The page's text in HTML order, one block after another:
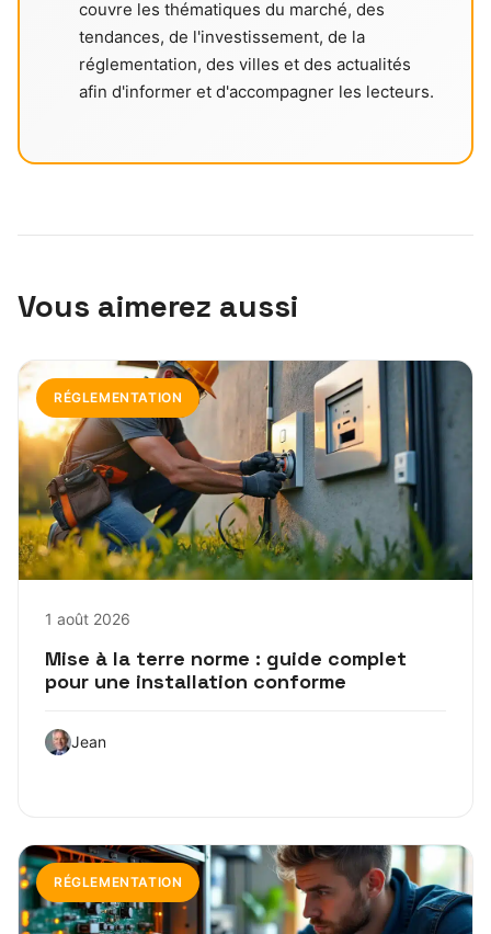
couvre les thématiques du marché, des
tendances, de l'investissement, de la
réglementation, des villes et des actualités
afin d'informer et d'accompagner les lecteurs.
Vous aimerez aussi
RÉGLEMENTATION
1 août 2026
Mise à la terre norme : guide complet
pour une installation conforme
Jean
RÉGLEMENTATION